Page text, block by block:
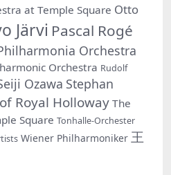
at Temple Square Otto
Järvi Pascal Rogé
Orchestra
Orchestra Rudolf
Ozawa Stephan
Royal Holloway The
Square Tonhalle-Orchester
Wiener Philharmoniker 王